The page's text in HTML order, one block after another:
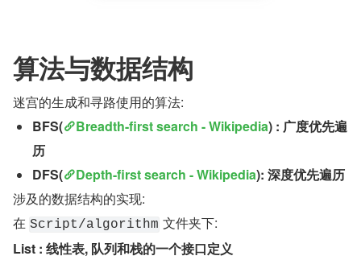
算法与数据结构
迷宫的生成和寻路使用的算法:
BFS(
Breadth-first search - Wikipedia) : 广度优先遍
历
DFS(
Depth-first search - Wikipedia): 深度优先遍历
涉及的数据结构的实现:
在 Script/algorithm 文件夹下:
List : 线性表, 队列和栈的一个接口定义